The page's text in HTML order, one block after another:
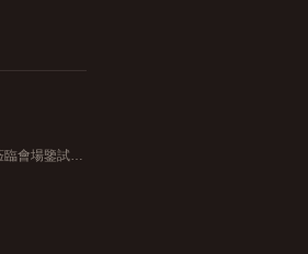
皇室美鑽展於4月4 - 8日於九龍塘又一城UG層舉行，屆時將會展示今季最新耀目的鑽飾，歡迎蒞臨會場鑒試戴。 日期： 2018年4月4日至8日 時間： 上午11時半至下午9時 地點： 九龍塘又一城UG層(鄰近溜冰場)